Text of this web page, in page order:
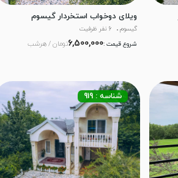
ویلای دوخواب استخردار گیسوم
گیسوم
6 نفر ظرفیت
شروع قیمت :6,500,000تومان / هرشب
شناسه : 919